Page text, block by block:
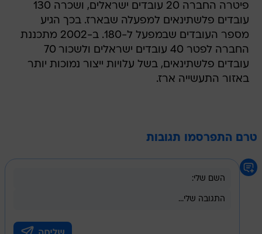
פיטרה החברה 20 עובדים ישראלים, ושכרה 130
עובדים פלשתינאים למפעלה שבארז. בכך הגיע
מספר העובדים שבמפעל ל-180. ב-2002 מתכננת
החברה לפטר 40 עובדים ישראלים ולשכור 70
עובדים פלשתינאים, בשל עלויות ייצור נמוכות יותר
באזור התעשייה ארז.
טרם התפרסמו תגובות